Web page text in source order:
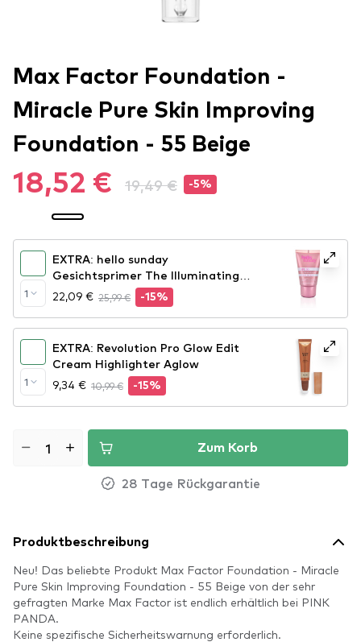
Max Factor Foundation -
Miracle Pure Skin Improving
Foundation - 55 Beige
18,52 € 19,49 € -5%
1
EXTRA: hello sunday
Gesichtsprimer The Illuminating
One
22,09 € 25,99 € -15%
1
EXTRA: Revolution Pro Glow Edit
Cream Highlighter Aglow
9,34 € 10,99 € -15%
Zum Korb
28 Tage Rückgarantie
Produktbeschreibung
Neu! Das beliebte Produkt Max Factor Foundation - Miracle
Pure Skin Improving Foundation - 55 Beige von der sehr
gefragten Marke Max Factor ist endlich erhältlich bei PINK
PANDA.
Keine spezifische Sicherheitswarnung erforderlich.